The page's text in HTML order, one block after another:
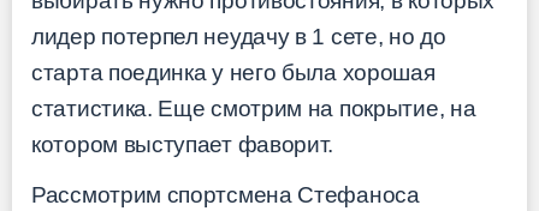
лидер потерпел неудачу в 1 сете, но до
старта поединка у него была хорошая
статистика. Еще смотрим на покрытие, на
котором выступает фаворит.
Рассмотрим спортсмена Стефаноса